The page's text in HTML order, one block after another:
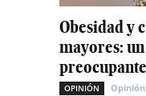
Obesidad y
mayores:
preocupante
OPINIÓN Opinión